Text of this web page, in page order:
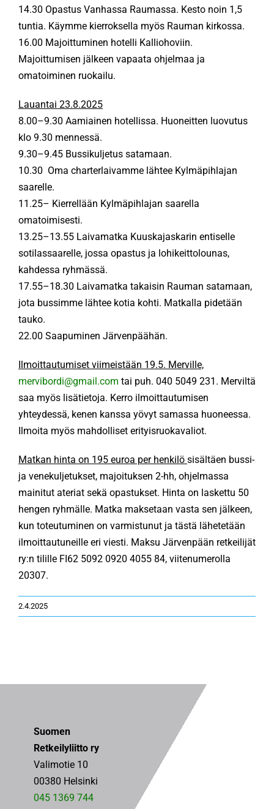
14.30 Opastus Vanhassa Raumassa. Kesto noin 1,5
tuntia. Käymme kierroksella myös Rauman kirkossa.
16.00 Majoittuminen hotelli Kalliohoviin.
Majoittumisen jälkeen vapaata ohjelmaa ja
omatoiminen ruokailu.
Lauantai 23.8.2025
8.00–9.30 Aamiainen hotellissa. Huoneitten luovutus
klo 9.30 mennessä.
9.30–9.45 Bussikuljetus satamaan.
10.30 Oma charterlaivamme lähtee Kylmäpihlajan
saarelle.
11.25– Kierrellään Kylmäpihlajan saarella
omatoimisesti.
13.25–13.55 Laivamatka Kuuskajaskarin entiselle
sotilassaarelle, jossa opastus ja lohikeittolounas,
kahdessa ryhmässä.
17.55–18.30 Laivamatka takaisin Rauman satamaan,
jota bussimme lähtee kotia kohti. Matkalla pidetään
tauko.
22.00 Saapuminen Järvenpäähän.
Ilmoittautumiset viimeistään 19.5. Merville,
mervibordi@gmail.com tai puh. 040 5049 231. Merviltä
saa myös lisätietoja. Kerro ilmoittautumisen
yhteydessä, kenen kanssa yövyt samassa huoneessa.
Ilmoita myös mahdolliset erityisruokavaliot.
Matkan hinta on 195 euroa per henkilö sisältäen bussi-
ja venekuljetukset, majoituksen 2-hh, ohjelmassa
mainitut ateriat sekä opastukset. Hinta on laskettu 50
hengen ryhmälle. Matka maksetaan vasta sen jälkeen,
kun toteutuminen on varmistunut ja tästä lähetetään
ilmoittautuneille eri viesti. Maksu Järvenpään retkeilijät
ry:n tilille FI62 5092 0920 4055 84, viitenumerolla
20307.
2.4.2025
Suomen
Retkeilyliitto ry
Valimotie 10
00380 Helsinki
045 1369 744